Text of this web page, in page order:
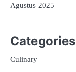
Agustus 2025
Categories
Culinary